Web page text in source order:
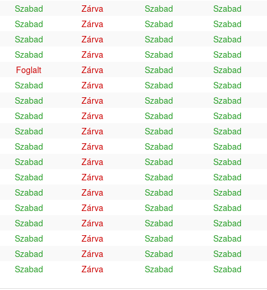
Szabad Zárva Szabad Szabad
Szabad Zárva Szabad Szabad
Szabad Zárva Szabad Szabad
Szabad Zárva Szabad Szabad
Foglalt Zárva Szabad Szabad
Szabad Zárva Szabad Szabad
Szabad Zárva Szabad Szabad
Szabad Zárva Szabad Szabad
Szabad Zárva Szabad Szabad
Szabad Zárva Szabad Szabad
Szabad Zárva Szabad Szabad
Szabad Zárva Szabad Szabad
Szabad Zárva Szabad Szabad
Szabad Zárva Szabad Szabad
Szabad Zárva Szabad Szabad
Szabad Zárva Szabad Szabad
Szabad Zárva Szabad Szabad
Szabad Zárva Szabad Szabad